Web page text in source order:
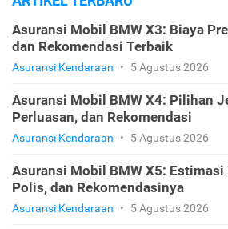
Asuransi Mobil BMW X3: Biaya
dan Rekomendasi Terbaik
Asuransi Kendaraan • 5 Agustus 2026
Asuransi Mobil BMW X4: Pilihan
Perluasan, dan Rekomendasi
Asuransi Kendaraan • 5 Agustus 2026
Asuransi Mobil BMW X5:
Polis, dan Rekomendasinya
Asuransi Kendaraan • 5 Agustus 2026